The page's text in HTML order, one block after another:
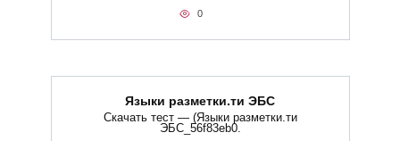
0
Языки разметки.ти​ ЭБС
Скачать тест — (Языки разметки.ти​
ЭБС_56f83eb0.